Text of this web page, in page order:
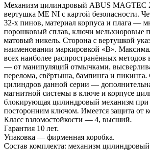
вертушка
ME
NI
(5
key)
Механизм цилиндровый ABUS MAGTEC
вертушка ME NI с картой безопасности.
32-х пинов, материал корпуса и плага —
порошковый сплав, ключи мельхиоровые
матовый никель. Сторона с вертушкой
наименовании маркировкой «B».
всех наиболее распространённых методов
— от манипуляций отмычками,
перелома, свёртыша, бампинга и пикинга.
цилиндров данной серии —
магнитной системы в ключе и корпусе
блокирующая цилиндровый механизм при
посторонним ключом. Имеется защита от
Класс взломостойкости — 4, высший.
Гарантия 10 лет.
Упаковка — фирменная коробка.
Состав комплекта: механизм